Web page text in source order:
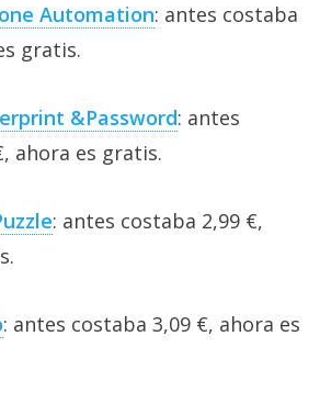
Automation: antes costaba
gratis.
&Password: antes
ahora es gratis.
: antes costaba 2,99 €,
: antes costaba 3,09 €, ahora es